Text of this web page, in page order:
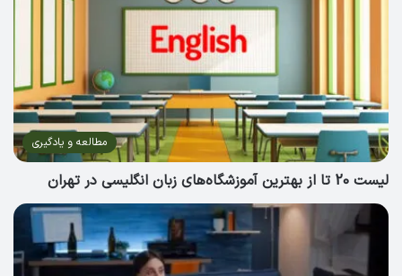
مطالعه و یادگیری
لیست 20 تا از بهترین آموزشگاه‌های زبان انگلیسی در تهران